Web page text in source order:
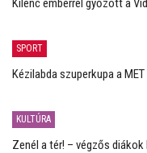
Kilenc emberrel győzött a
SPORT
Kézilabda szuperkupa a
KULTÚRA
Zenél a tér! – végzős